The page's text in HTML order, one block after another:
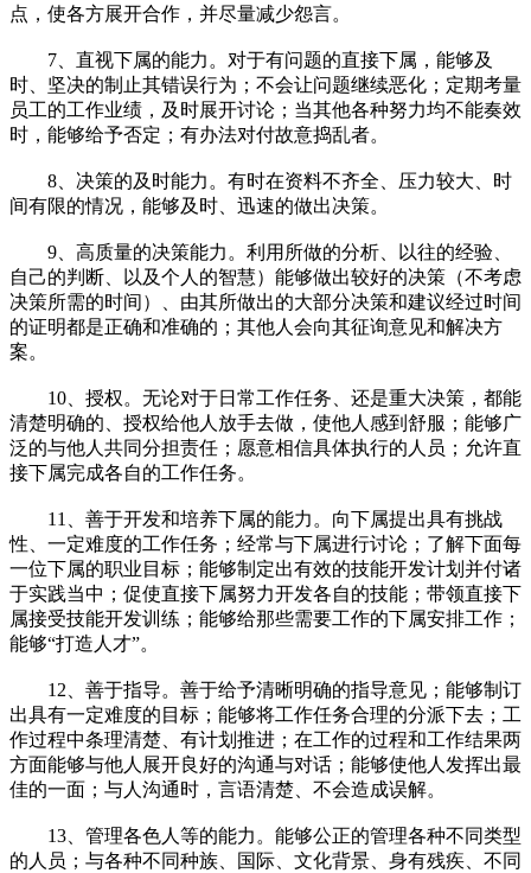
点，使各方展开合作，并尽量减少怨言。
7、直视下属的能力。对于有问题的直接下属，能够及
时、坚决的制止其错误行为；不会让问题继续恶化；定期考量
员工的工作业绩，及时展开讨论；当其他各种努力均不能奏效
时，能够给予否定；有办法对付故意捣乱者。
8、决策的及时能力。有时在资料不齐全、压力较大、时
间有限的情况，能够及时、迅速的做出决策。
9、高质量的决策能力。利用所做的分析、以往的经验、
自己的判断、以及个人的智慧）能够做出较好的决策（不考虑
决策所需的时间）、由其所做出的大部分决策和建议经过时间
的证明都是正确和准确的；其他人会向其征询意见和解决方
案。
10、授权。无论对于日常工作任务、还是重大决策，都能
清楚明确的、授权给他人放手去做，使他人感到舒服；能够广
泛的与他人共同分担责任；愿意相信具体执行的人员；允许直
接下属完成各自的工作任务。
11、善于开发和培养下属的能力。向下属提出具有挑战
性、一定难度的工作任务；经常与下属进行讨论；了解下面每
一位下属的职业目标；能够制定出有效的技能开发计划并付诸
于实践当中；促使直接下属努力开发各自的技能；带领直接下
属接受技能开发训练；能够给那些需要工作的下属安排工作；
能够“打造人才”。
12、善于指导。善于给予清晰明确的指导意见；能够制订
出具有一定难度的目标；能够将工作任务合理的分派下去；工
作过程中条理清楚、有计划推进；在工作的过程和工作结果两
方面能够与他人展开良好的沟通与对话；能够使他人发挥出最
佳的一面；与人沟通时，言语清楚、不会造成误解。
13、管理各色人等的能力。能够公正的管理各种不同类型
的人员；与各种不同种族、国际、文化背景、身有残疾、不同